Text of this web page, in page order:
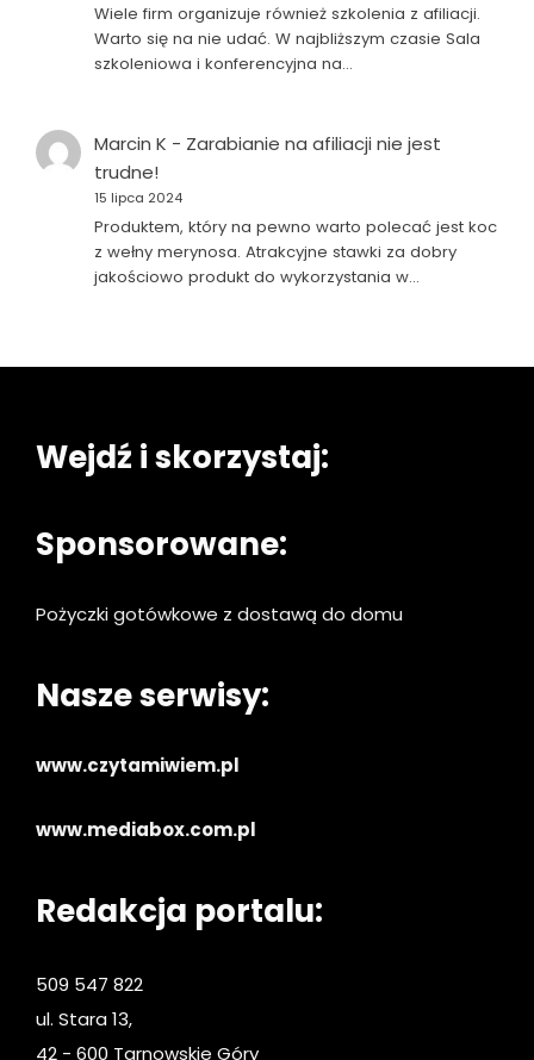
Wiele firm organizuje również szkolenia z afiliacji.
Warto się na nie udać. W najbliższym czasie Sala
szkoleniowa i konferencyjna na…
Marcin K - Zarabianie na afiliacji nie jest
trudne!
15 lipca 2024
Produktem, który na pewno warto polecać jest koc
z wełny merynosa. Atrakcyjne stawki za dobry
jakościowo produkt do wykorzystania w…
Wejdź i skorzystaj:
Sponsorowane:
Pożyczki gotówkowe z dostawą do domu
Nasze serwisy:
www.czytamiwiem.pl
www.mediabox.com.pl
Redakcja portalu:
509 547 822
ul. Stara 13,
42 - 600 Tarnowskie Góry